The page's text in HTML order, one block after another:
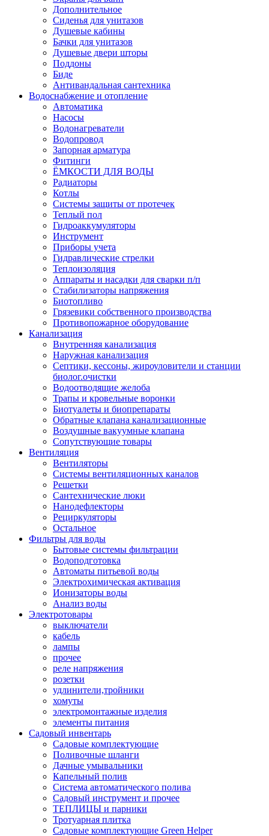
Дополнительное
Сиденья для унитазов
Душевые кабины
Бачки для унитазов
Душевые двери шторы
Поддоны
Биде
Антивандальная сантехника
Водоснабжение и отопление
Автоматика
Насосы
Водонагреватели
Водопровод
Запорная арматура
Фитинги
ЁМКОСТИ ДЛЯ ВОДЫ
Радиаторы
Котлы
Системы защиты от протечек
Теплый пол
Гидроаккумуляторы
Инструмент
Приборы учета
Гидравлические стрелки
Теплоизоляция
Аппараты и насадки для сварки п/п
Стабилизаторы напряжения
Биотопливо
Грязевики собственного производства
Противопожарное оборудование
Канализация
Внутренняя канализация
Наружная канализация
Септики, кессоны, жироуловители и станции
биолог.очистки
Водоотводящие желоба
Трапы и кровельные воронки
Биотуалеты и биопрепараты
Обратные клапана канализационные
Воздушные вакуумные клапана
Сопутствующие товары
Вентиляция
Вентиляторы
Системы вентиляционных каналов
Решетки
Сантехнические люки
Нанодефлекторы
Рециркуляторы
Остальное
Фильтры для воды
Бытовые системы фильтрации
Водоподготовка
Автоматы питьевой воды
Электрохимическая активация
Ионизаторы воды
Анализ воды
Электротовары
выключатели
кабель
лампы
прочее
реле напряжения
розетки
удлинители,тройники
хомуты
электромонтажные изделия
элементы питания
Садовый инвентарь
Садовые комплектующие
Поливочные шланги
Дачные умывальники
Капельный полив
Система автоматического полива
Садовый инструмент и прочее
ТЕПЛИЦЫ и парники
Тротуарная плитка
Садовые комплектующие Green Helper